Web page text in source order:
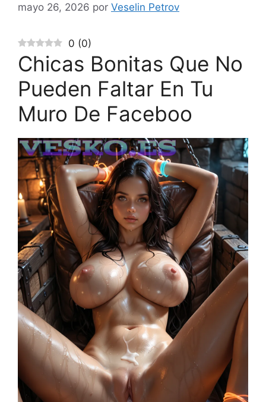
mayo 26, 2026 por Veselin Petrov
0 (0)
Chicas Bonitas Que No
Pueden Faltar En Tu
Muro De Faceboo